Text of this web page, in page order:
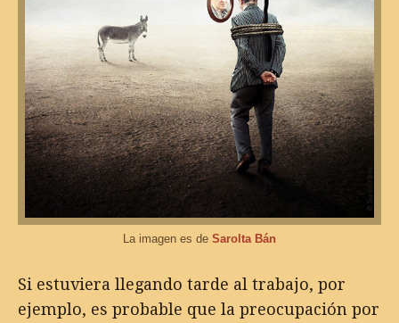
La imagen es de Sarolta Bán
Si estuviera llegando tarde al trabajo, por
ejemplo, es probable que la preocupación por